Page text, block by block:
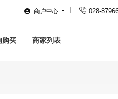
商户中心  028-
购买 商家列表